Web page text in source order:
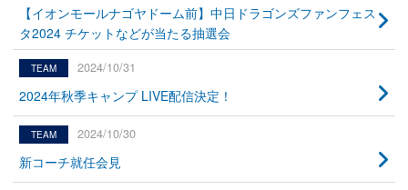
【イオンモールナゴヤドーム前】中日ドラゴンズファンフェス
タ2024 チケットなどが当たる抽選会
2024/10/31
2024年秋季キャンプ LIVE配信決定！
2024/10/30
新コーチ就任会見